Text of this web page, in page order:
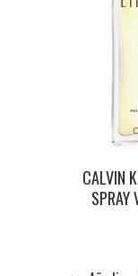
CALVIN
SPRAY